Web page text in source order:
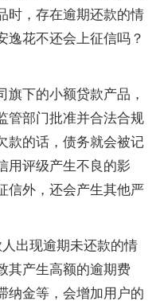
时，存在逾期还款的情
逸花不还会上征信吗？
旗下的小额贷款产品，
管部门批准并合法合规
款的话，债务就会被记
用评级产生不良的影
信外，还会产生其他严
出现逾期未还款的情
其产生高额的逾期费
纳金等，会增加用户的